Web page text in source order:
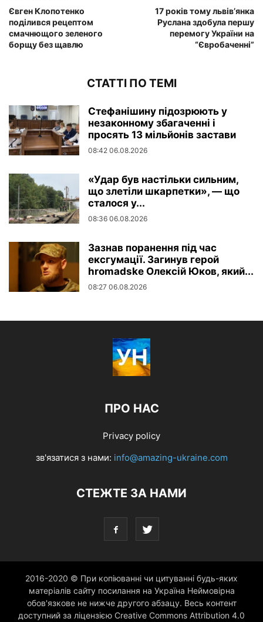
Євген Клопотенко
поділився рецептом
смачнющого зеленого
борщу без щавлю
17 років тому львів’янка
Руслана здобула першу
перемогу України на
“Євробаченні”
СТАТТІ ПО ТЕМІ
Стефанішину підозрюють у
незаконному збагаченні і
просять 13 мільйонів застави
08:42 06.08.2026
«Удар був настільки сильним,
що злетіли шкарпетки», — що
сталося у...
08:36 06.08.2026
Зазнав поранення під час
ексгумації. Загинув герой
hromadske Олексій Юков, який...
08:27 06.08.2026
ПРО НАС
Privacy policy
зв'язатися з нами: info@amazing-ukraine.com
СТЕЖТЕ ЗА НАМИ
2016-2020 © При копіюванні чи цитуванні будь-яких
матеріалів сайту посилання на Україна Неймовірна
обов'язкове не нижче другого абзацу. Весь контент
доступний за ліцензією Creative Commons Attribution 4.0